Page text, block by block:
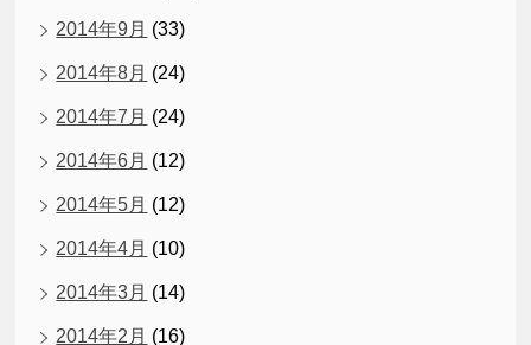
2014年9月 (33)
2014年8月 (24)
2014年7月 (24)
2014年6月 (12)
2014年5月 (12)
2014年4月 (10)
2014年3月 (14)
2014年2月 (16)